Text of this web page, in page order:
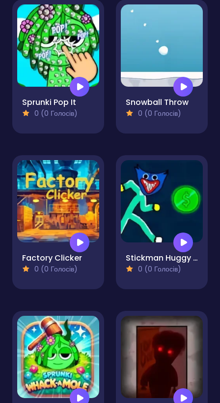
Sprunki Pop It
0 (0 Голосів)
Snowball Throw
0 (0 Голосів)
Factory Clicker
0 (0 Голосів)
Stickman Huggy 456 Squid
0 (0 Голосів)